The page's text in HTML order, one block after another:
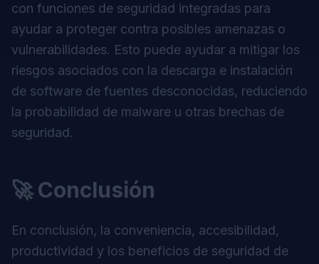
con funciones de seguridad integradas para
ayudar a proteger contra posibles amenazas o
vulnerabilidades. Esto puede ayudar a mitigar los
riesgos asociados con la descarga e instalación
de software de fuentes desconocidas, reduciendo
la probabilidad de malware u otras brechas de
seguridad.
🚀 Conclusión
En conclusión, la conveniencia, accesibilidad,
productividad y los beneficios de seguridad de